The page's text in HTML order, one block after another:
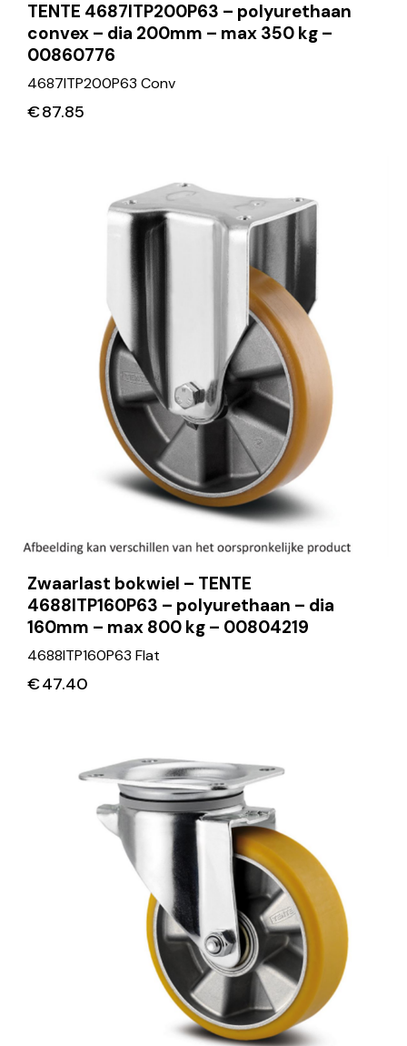
TENTE 4687ITP200P63 – polyurethaan
convex – dia 200mm – max 350 kg –
00860776
4687ITP200P63 Conv
€87.85
Zwaarlast bokwiel – TENTE
4688ITP160P63 – polyurethaan – dia
160mm – max 800 kg – 00804219
4688ITP160P63 Flat
€47.40